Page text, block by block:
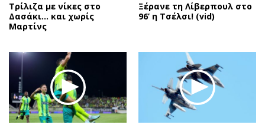
Τρίλιζα με νίκες στο
Δασάκι… και χωρίς
Μαρτίνς
Ξέρανε τη Λίβερπουλ στο
96’ η Τσέλσι! (vid)